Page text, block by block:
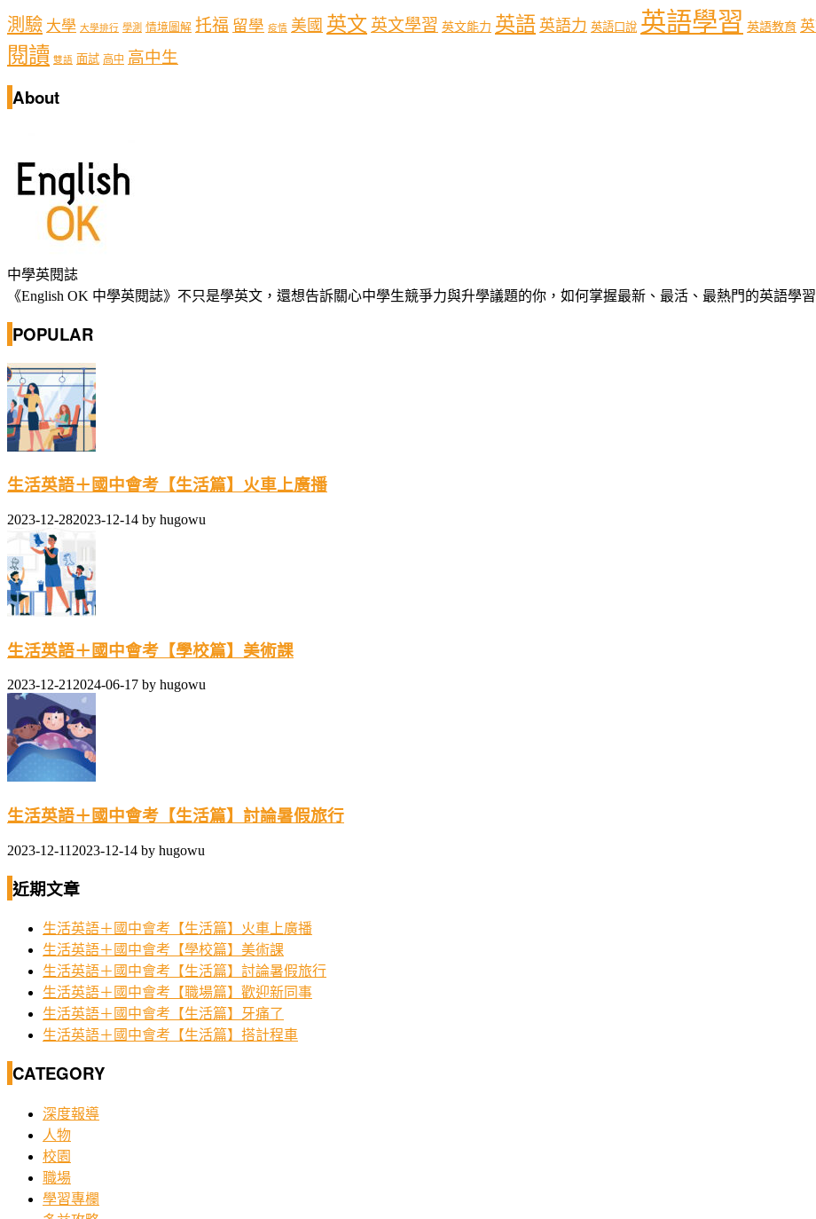
測驗 大學 大學排行 學測 情境圖解 托福 留學 疫情 美國 英文 英文學習 英文能力 英語 英語力 英語口說 英語學習 英語教育
閱讀 雙語 面試 高中 高中生
About
中學英閱誌
《English OK 中學英閱誌》不只是學英文，還想告訴關心中學生競爭力與升學議題的你，如何掌握最新、最活、最熱門的英語學
POPULAR
生活英語＋國中會考【生活篇】火車上廣播
2023-12-282023-12-14 by hugowu
生活英語＋國中會考【學校篇】美術課
2023-12-212024-06-17 by hugowu
生活英語＋國中會考【生活篇】討論暑假旅行
2023-12-11 2023-12-14 by hugowu
近期文章
生活英語＋國中會考【生活篇】火車上廣播
生活英語＋國中會考【學校篇】美術課
生活英語＋國中會考【生活篇】討論暑假旅行
生活英語＋國中會考【職場篇】歡迎新同事
生活英語＋國中會考【生活篇】牙痛了
生活英語＋國中會考【生活篇】搭計程車
CATEGORY
深度報導
人物
校園
職場
學習專欄